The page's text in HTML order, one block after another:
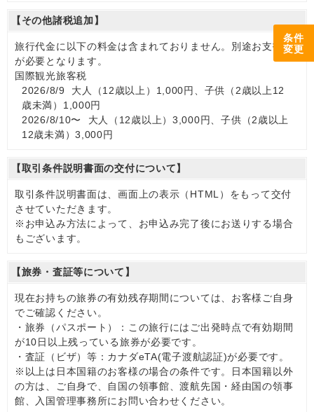
条件
変更
【その他諸税追加】
旅行代金に以下の料金は含まれておりません。別途お支払い
が必要となります。
国際観光旅客税
2026/8/9 大人（12歳以上）1,000円、子供（2歳以上12
歳未満）1,000円
2026/8/10〜 大人（12歳以上）3,000円、子供（2歳以上
12歳未満）3,000円
【取引条件説明書面の交付について】
取引条件説明書面は、画面上の表示（HTML）をもって交付
させていただきます。
※お申込み方法によって、お申込み完了後にお送りする場合
もございます。
【旅券・査証等について】
現在お持ちの旅券の有効残存期間については、お客様ご自身
でご確認ください。
・旅券（パスポート）：この旅行にはご出発時点で有効期間
が10日以上残っている旅券が必要です。
・査証（ビザ）等：カナダeTA(電子渡航認証)が必要です。
※以上は日本国籍のお客様の場合の条件です。日本国籍以外
の方は、ご自身で、自国の領事館、渡航先国・経由国の領事
館、入国管理事務所にお問い合わせください。